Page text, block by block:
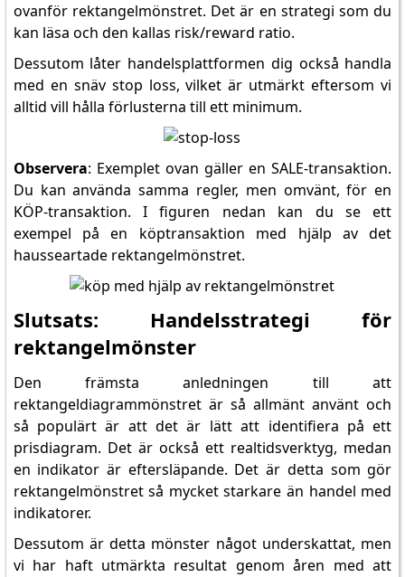
ovanför rektangelmönstret. Det är en strategi som du
kan läsa och den kallas risk/reward ratio.
Dessutom låter handelsplattformen dig också handla
med en snäv stop loss, vilket är utmärkt eftersom vi
alltid vill hålla förlusterna till ett minimum.
Observera: Exemplet ovan gäller en SALE-transaktion.
Du kan använda samma regler, men omvänt, för en
KÖP-transaktion. I figuren nedan kan du se ett
exempel på en köptransaktion med hjälp av det
hausseartade rektangelmönstret.
Slutsats: Handelsstrategi för
rektangelmönster
Den främsta anledningen till att
rektangeldiagrammönstret är så allmänt använt och
så populärt är att det är lätt att identifiera på ett
prisdiagram. Det är också ett realtidsverktyg, medan
en indikator är eftersläpande. Det är detta som gör
rektangelmönstret så mycket starkare än handel med
indikatorer.
Dessutom är detta mönster något underskattat, men
vi har haft utmärkta resultat genom åren med att